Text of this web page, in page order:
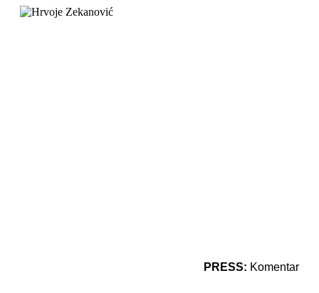
PRESS: Komentar